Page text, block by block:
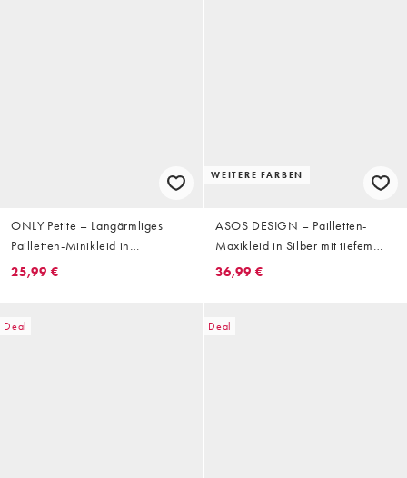
ONLY Petite – Langärmliges
Pailletten-Minikleid in
Graphitgrau mit
25,99 €
WEITERE FARBEN
ASOS DESIGN – Pailletten-
Maxikleid in Silber mit tiefem
Ausschnitt
36,99 €
Deal Deal